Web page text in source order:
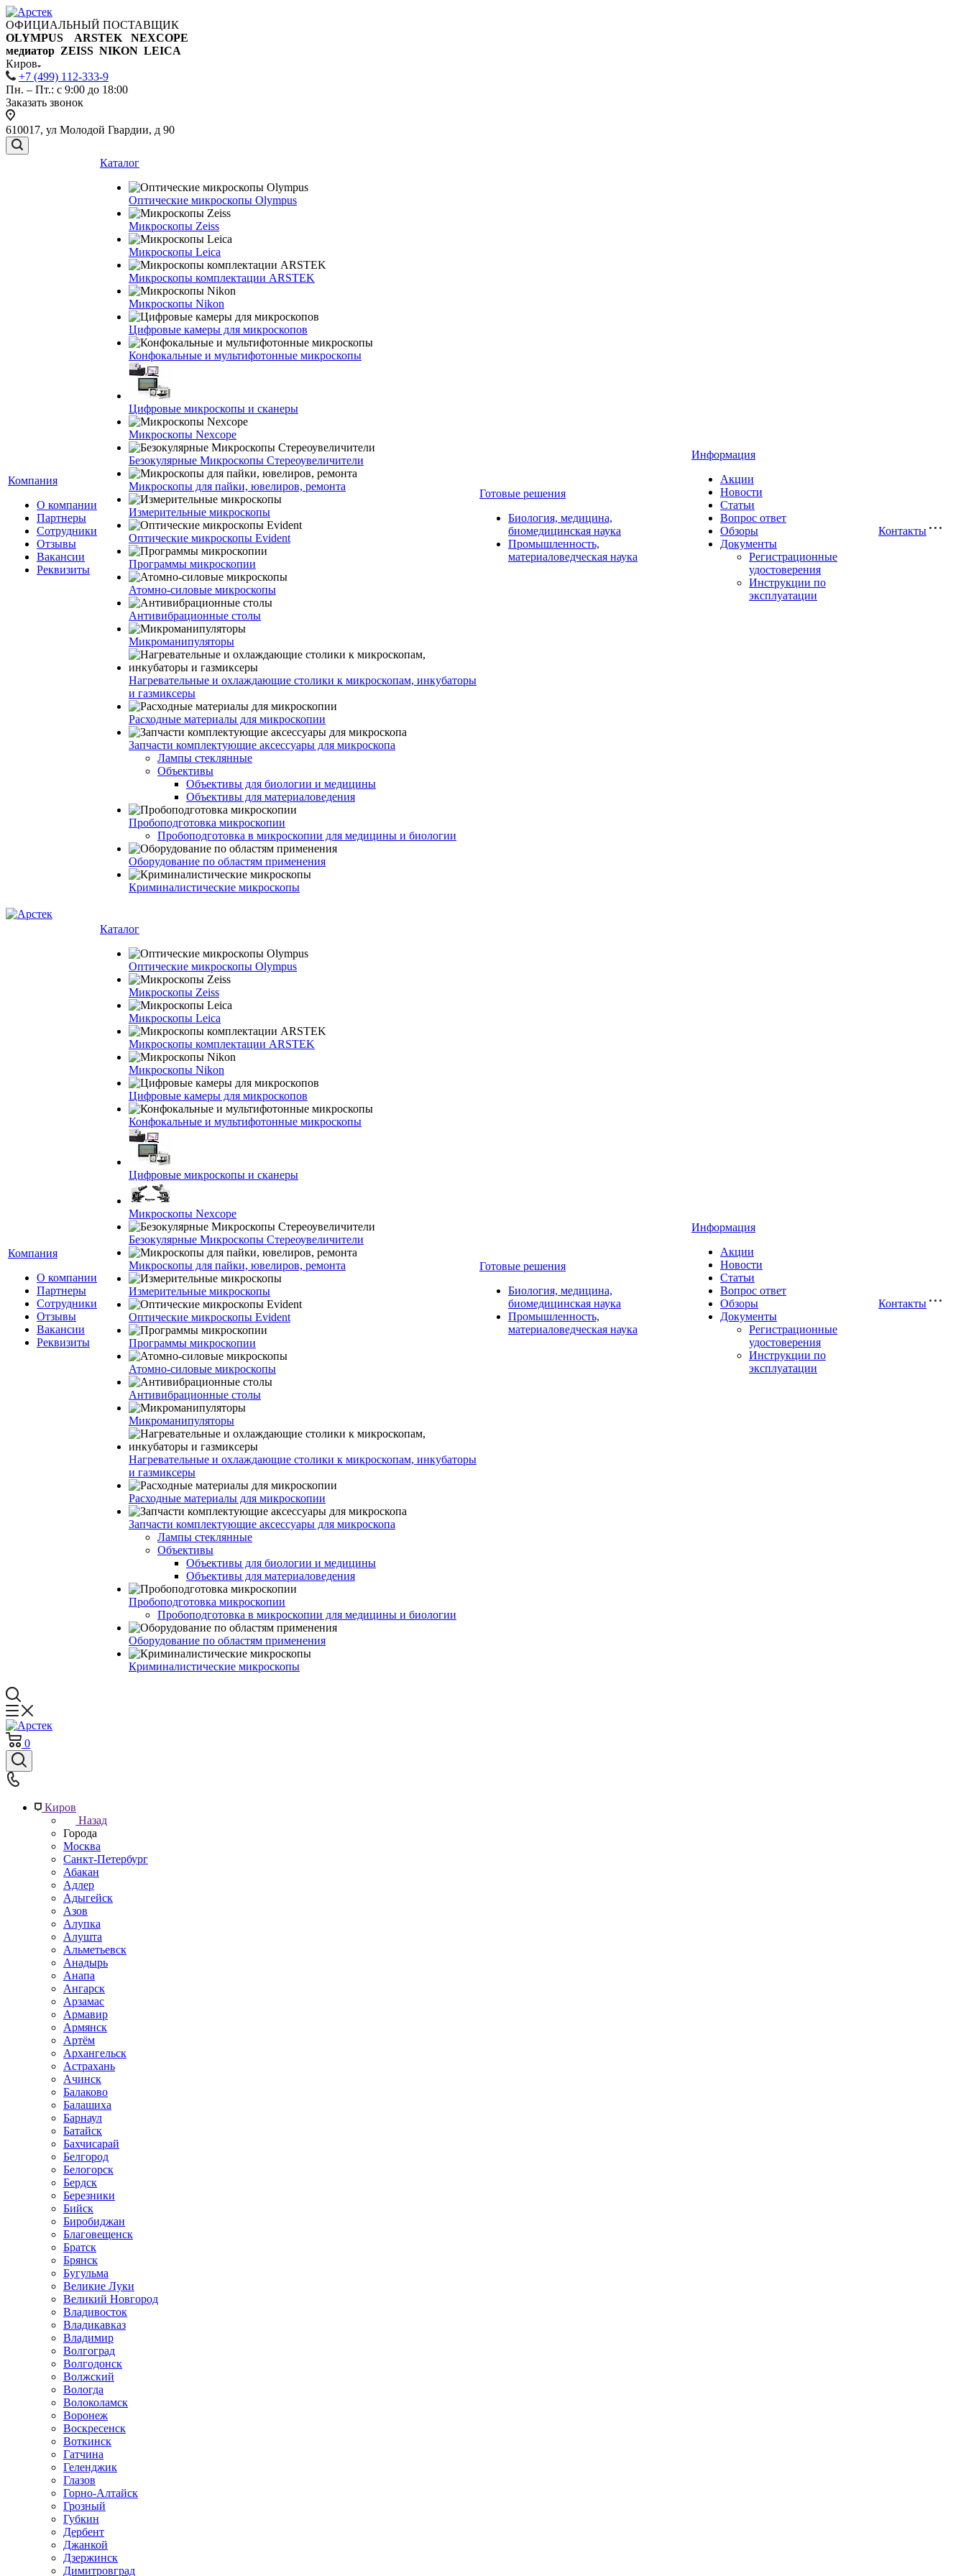
ОФИЦИАЛЬНЫЙ ПОСТАВЩИК
OLYMPUS ARSTEK NEXCOPE
медиатор ZEISS NIKON LEICA
Киров
+7 (499) 112-333-9
Пн. – Пт.: с 9:00 до 18:00
Заказать звонок
610017, ул Молодой Гвардии, д 90
Компания
О компании
Партнеры
Сотрудники
Отзывы
Вакансии
Реквизиты
Каталог
Оптические микроскопы Olympus
Микроскопы Zeiss
Микроскопы Leica
Микроскопы комплектации ARSTEK
Микроскопы Nikon
Цифровые камеры для микроскопов
Конфокальные и мультифотонные микроскопы
Цифровые микроскопы и сканеры
Микроскопы Nexcope
Безокулярные Микроскопы Стереоувеличители
Микроскопы для пайки, ювелиров, ремонта
Измерительные микроскопы
Оптические микроскопы Evident
Программы микроскопии
Атомно-силовые микроскопы
Антивибрационные столы
Микроманипуляторы
Нагревательные и охлаждающие столики к микроскопам, инкубаторы
и газмиксеры
Расходные материалы для микроскопии
Запчасти комплектующие аксессуары для микроскопа
Лампы стеклянные
Объективы
Объективы для биологии и медицины
Объективы для материаловедения
Пробоподготовка микроскопии
Пробоподготовка в микроскопии для медицины и биологии
Оборудование по областям применения
Криминалистические микроскопы
Готовые решения
Биология, медицина,
биомедицинская наука
Промышленность,
материаловедческая наука
Информация
Акции
Новости
Статьи
Вопрос ответ
Обзоры
Документы
Регистрационные
удостоверения
Инструкции по
эксплуатации
Контакты
Компания
О компании
Партнеры
Сотрудники
Отзывы
Вакансии
Реквизиты
Каталог
Оптические микроскопы Olympus
Микроскопы Zeiss
Микроскопы Leica
Микроскопы комплектации ARSTEK
Микроскопы Nikon
Цифровые камеры для микроскопов
Конфокальные и мультифотонные микроскопы
Цифровые микроскопы и сканеры
Микроскопы Nexcope
Безокулярные Микроскопы Стереоувеличители
Микроскопы для пайки, ювелиров, ремонта
Измерительные микроскопы
Оптические микроскопы Evident
Программы микроскопии
Атомно-силовые микроскопы
Антивибрационные столы
Микроманипуляторы
Нагревательные и охлаждающие столики к микроскопам, инкубаторы
и газмиксеры
Расходные материалы для микроскопии
Запчасти комплектующие аксессуары для микроскопа
Лампы стеклянные
Объективы
Объективы для биологии и медицины
Объективы для материаловедения
Пробоподготовка микроскопии
Пробоподготовка в микроскопии для медицины и биологии
Оборудование по областям применения
Криминалистические микроскопы
Готовые решения
Биология, медицина,
биомедицинская наука
Промышленность,
материаловедческая наука
Информация
Акции
Новости
Статьи
Вопрос ответ
Обзоры
Документы
Регистрационные
удостоверения
Инструкции по
эксплуатации
Контакты
0
Киров
Назад
Города
Москва
Санкт-Петербург
Абакан
Адлер
Адыгейск
Азов
Алупка
Алушта
Альметьевск
Анадырь
Анапа
Ангарск
Арзамас
Армавир
Армянск
Артём
Архангельск
Астрахань
Ачинск
Балаково
Балашиха
Барнаул
Батайск
Бахчисарай
Белгород
Белогорск
Бердск
Березники
Бийск
Биробиджан
Благовещенск
Братск
Брянск
Бугульма
Великие Луки
Великий Новгород
Владивосток
Владикавказ
Владимир
Волгоград
Волгодонск
Волжский
Вологда
Волоколамск
Воронеж
Воскресенск
Воткинск
Гатчина
Геленджик
Глазов
Горно-Алтайск
Грозный
Губкин
Дербент
Джанкой
Дзержинск
Димитровград